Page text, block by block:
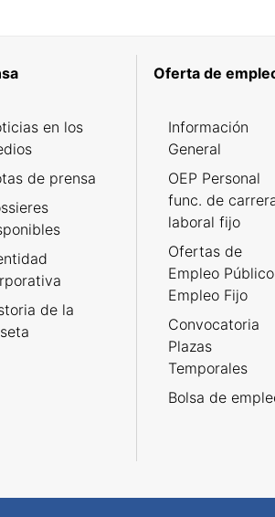
en los
de prensa
de la
Oferta de
Información
General
OEP Personal
func. de
laboral fijo
Ofertas de
Empleo
Empleo Fijo
Convocatoria
Plazas
Temporales
Bolsa de